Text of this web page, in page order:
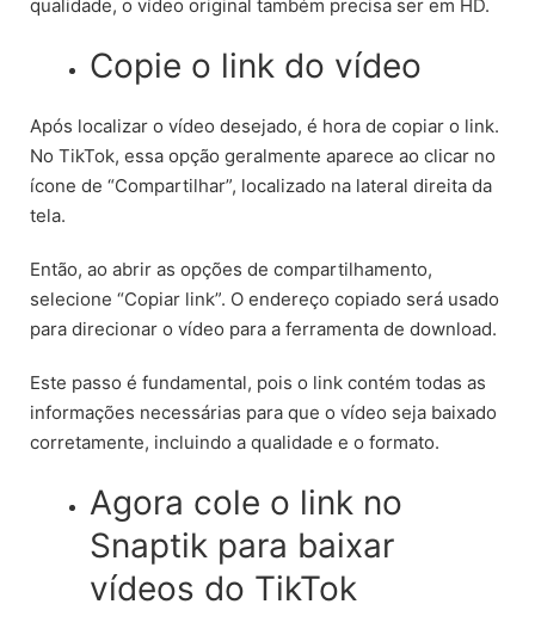
qualidade, o vídeo original também precisa ser em HD.
Copie o link do vídeo
Após localizar o vídeo desejado, é hora de copiar o link.
No TikTok, essa opção geralmente aparece ao clicar no
ícone de “Compartilhar”, localizado na lateral direita da
tela.
Então, ao abrir as opções de compartilhamento,
selecione “Copiar link”. O endereço copiado será usado
para direcionar o vídeo para a ferramenta de download.
Este passo é fundamental, pois o link contém todas as
informações necessárias para que o vídeo seja baixado
corretamente, incluindo a qualidade e o formato.
Agora cole o link no
Snaptik para baixar
vídeos do TikTok